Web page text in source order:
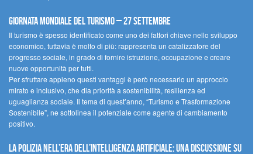
Giornata mondiale del turismo – 27 settembre
Il turismo è spesso identificato come uno dei fattori chiave nello sviluppo
economico, tuttavia è molto di più: rappresenta un catalizzatore del
progresso sociale, in grado di fornire istruzione, occupazione e creare
nuove opportunità per tutti.
Per sfruttare appieno questi vantaggi è però necessario un approccio
mirato e inclusivo, che dia priorità a sostenibilità, resilienza ed
uguaglianza sociale. Il tema di quest’anno, “Turismo e Trasformazione
Sostenibile”, ne sottolinea il potenziale come agente di cambiamento
positivo.
La polizia nell’era dell’Intelligenza Artificiale: una discussione su